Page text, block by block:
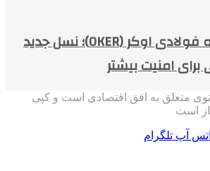
معرفی کرکره فولادی اوکر (OKER)؛ نسل جدید
امنیت بیشتر
متعلق به افق اقتصادی است و کپی
است
آپ تلگرام